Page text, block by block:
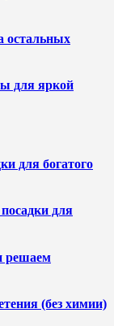
остальных
для яркой
для богатого
для
решаем
(без химии)